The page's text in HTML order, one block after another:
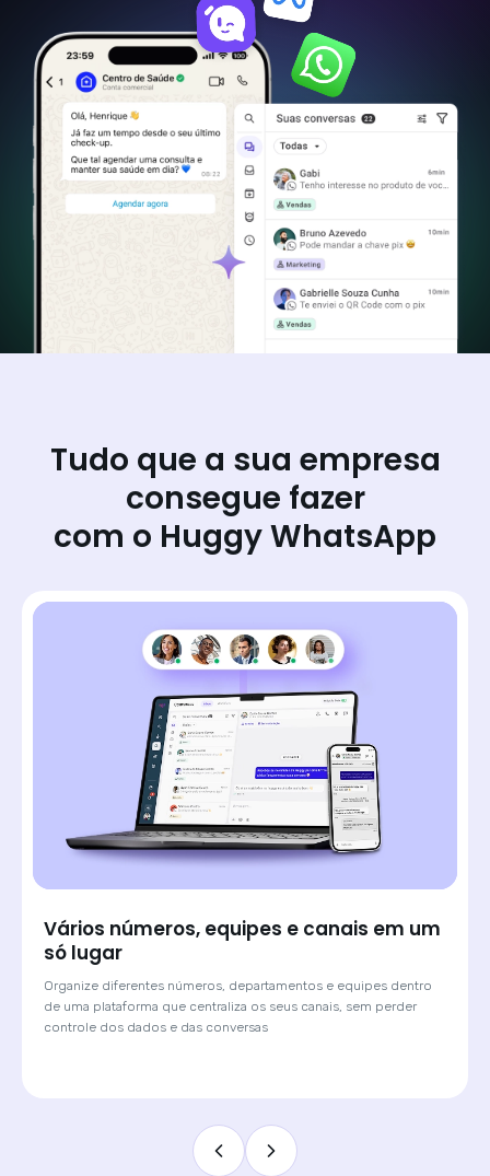
Tudo que a sua empresa
consegue fazer
com o Huggy WhatsApp
Saiba de onde veio cada lead e atenda
com o contexto certo
Quando o cliente chega por um anúncio de Click-to-WhatsApp,
a Huggy mostra qual campanha originou a conversa. O
atendente sabe o contexto antes de digitar a primeira